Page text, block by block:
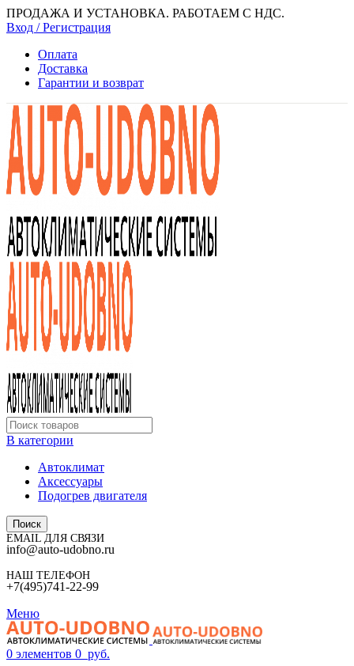
ПРОДАЖА И УСТАНОВКА. РАБОТАЕМ С НДС.
Вход / Регистрация
Оплата
Доставка
Гарантии и возврат
В категории
Автоклимат
Аксессуары
Подогрев двигателя
Поиск
EMAIL ДЛЯ СВЯЗИ
info@auto-udobno.ru
НАШ ТЕЛЕФОН
+7(495)741-22-99
Меню
0 элементов 0 руб.